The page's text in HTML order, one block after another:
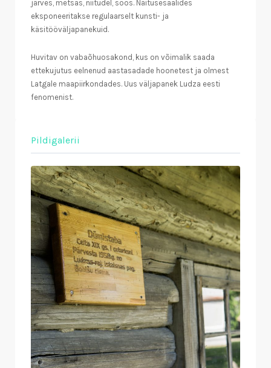
järves, metsas, niitudel, soos. Näitusesaalides
eksponeeritakse regulaarselt kunsti- ja
käsitööväljapanekuid.
Huvitav on vabaõhuosakond, kus on võimalik saada
ettekujutus eelnenud aastasadade hoonetest ja olmest
Latgale maapiirkondades. Uus väljapanek Ludza eesti
fenomenist.
Pildigalerii